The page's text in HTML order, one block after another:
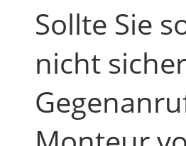
Sollte Sie
nicht